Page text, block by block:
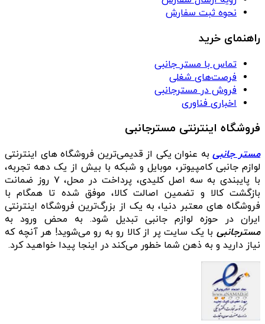
نحوه ثبت سفارش
راهنمای خرید
تماس با مستر جانبی
فرصت‌های شغلی
فروش در مسترجانبی
اخباری فناوری
فروشگاه اینترنتی مسترجانبی
مستر جانبیبه عنوان یکی از قدیمی‌ترین فروشگاه های اینترنتی
لوازم جانبی کامپیوتر، موبایل و شبکه با بیش از یک دهه تجربه،
با پایبندی به سه اصل کلیدی، پرداخت در محل، ۷ روز ضمانت
بازگشت کالا و تضمین اصالت کالا، موفق شده تا همگام با
فروشگاه‌ های معتبر دنیا، به یک از بزرگ‌ترین فروشگاه اینترنتی
ایران در حوزه لوازم جانبی تبدیل شود. به محض ورود به
مسترجانبی با یک سایت پر از کالا رو به رو می‌شوید! هر آنچه که
نیاز دارید و به ذهن شما خطور می‌کند در اینجا پیدا خواهید کرد.